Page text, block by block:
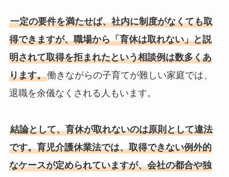
一定の要件を満たせば、社内に制度がなくても取
得できますが、職場から「育休は取れない」と説
明されて取得を拒まれたという相談例は数多くあ
ります。働きながらの子育てが難しい家庭では、
退職を余儀なくされる人もいます。
結論として、育休が取れないのは原則として違法
です。育児介護休業法では、取得できない例外的
なケースが定められていますが、会社の都合や独